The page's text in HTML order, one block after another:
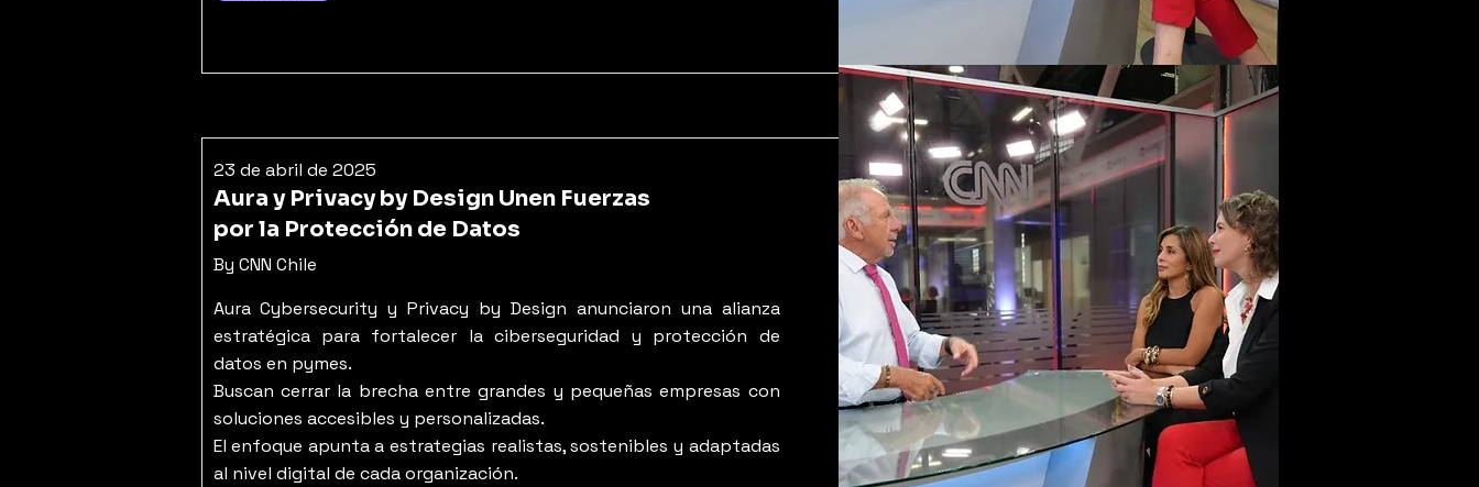
23 de abril de 2025
Aura y Privacy by Design Unen Fuerzas
por la Protección de Datos
By CNN Chile
Aura Cybersecurity y Privacy by Design anunciaron una alianza
estratégica para fortalecer la ciberseguridad y protección de
datos en pymes.
Buscan cerrar la brecha entre grandes y pequeñas empresas con
soluciones accesibles y personalizadas.
El enfoque apunta a estrategias realistas, sostenibles y adaptadas
al nivel digital de cada organización.